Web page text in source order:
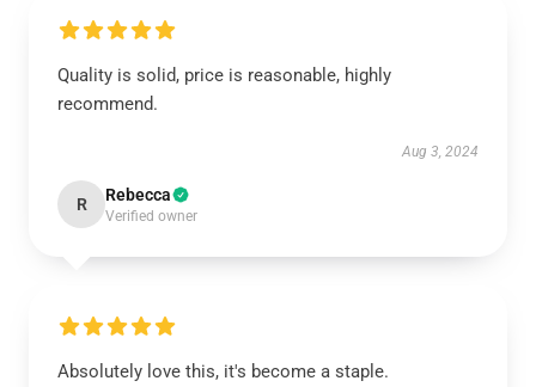
Quality is solid, price is reasonable, highly
recommend.
Aug 3, 2024
R Rebecca
Verified owner
Absolutely love this, it's become a staple.